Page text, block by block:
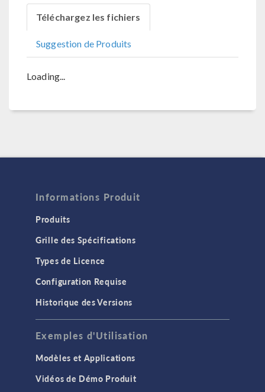
Téléchargez les fichiers
Suggestion de Produits
Loading...
Informations Produit
Produits
Grille des Spécifications
Types de Licence
Configuration Requise
Historique des Versions
Exemples d'Utilisation
Modèles et Applications
Vidéos de Démo Produit